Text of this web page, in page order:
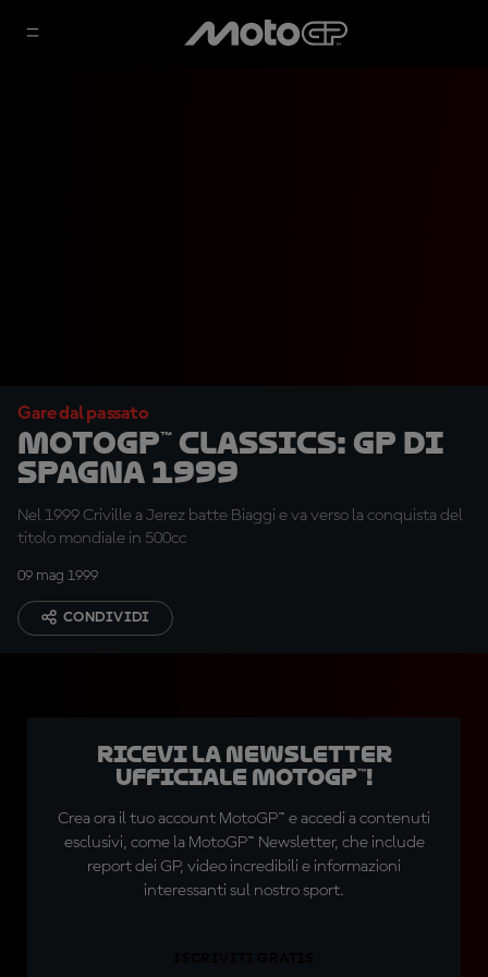
Gare dal passato
MotoGP™ Classics: GP di
Spagna 1999
Nel 1999 Criville a Jerez batte Biaggi e va verso la conquista del
titolo mondiale in 500cc
09 mag 1999
CONDIVIDI
Ricevi la newsletter
ufficiale MotoGP™!
Crea ora il tuo account MotoGP™ e accedi a contenuti
esclusivi, come la MotoGP™ Newsletter, che include
report dei GP, video incredibili e informazioni
interessanti sul nostro sport.